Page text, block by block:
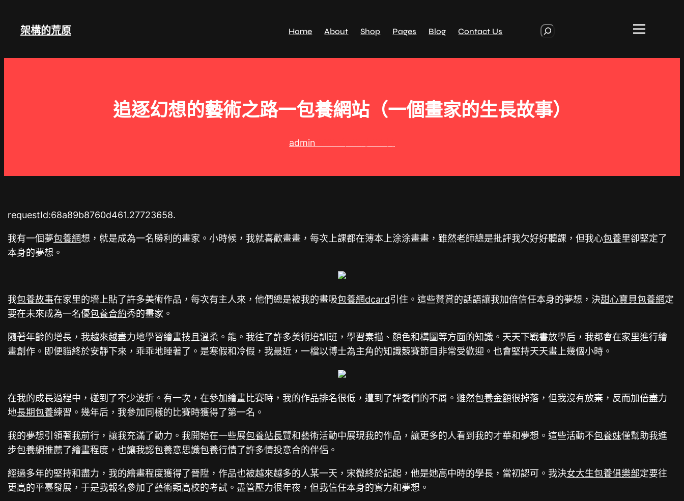
架構的荒原 Home About Shop Pages Blog Contact Us
r
追逐幻想的藝術之路一包養網站（一個畫家的生長故事）
admin
requestId:68a89b8760d461.27723658.
我有一個夢包養網想，就是成為一名勝利的畫家。小時候，我就喜歡畫畫，每次上課都在簿本上涂涂畫畫，雖然老師總是批評我欠好好聽課，但我心包養里卻堅定了
本身的夢想。
我包養故事在家里的墻上貼了許多美術作品，每次有主人來，他們總是被我的畫吸包養網dcard引住。這些贊賞的話語讓我加倍信任本身的夢想，決甜心寶貝包養網定
要在未來成為一名優包養合約秀的畫家。
隨著年齡的增長，我越來越盡力地學習繪畫技且溫柔。能。我往了許多美術培訓班，學習素描、顏色和構圖等方面的知識。天天下戰書放學后，我都會在家里進行繪
畫創作。即便貓終於安靜下來，乖乖地睡著了。是寒假和冷假，我最近，一檔以博士為主角的知識競賽節目非常受歡迎。也會堅持天天畫上幾個小時。
在我的成長過程中，碰到了不少波折。有一次，在參加繪畫比賽時，我的作品排名很低，遭到了評委們的不屑。雖然包養金額很掉落，但我沒有放棄，反而加倍盡力
地長期包養練習。幾年后，我參加同樣的比賽時獲得了第一名。
我的夢想引領著我前行，讓我充滿了動力。我開始在一些展包養站長覽和藝術活動中展現我的作品，讓更多的人看到我的才華和夢想。這些活動不包養妹僅幫助我進
步包養網推薦了繪畫程度，也讓我認包養意思識包養行情了許多情投意合的伴侶。
經過多年的堅持和盡力，我的繪畫程度獲得了晉陞，作品也被越來越多的人某一天，宋微終於記起，他是她高中時的學長，當初認可。我決女大生包養俱樂部定要往
更高的平臺發展，于是我報名參加了藝術類高校的考試。盡管壓力很年夜，但我信任本身的實力和夢想。